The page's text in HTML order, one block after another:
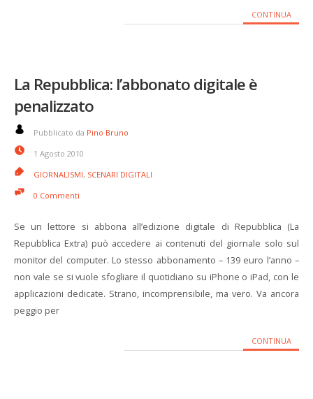
CONTINUA
La Repubblica: l’abbonato digitale è
penalizzato
Pubblicato da Pino Bruno
1 Agosto 2010
GIORNALISMI, SCENARI DIGITALI
0 Commenti
Se un lettore si abbona all’edizione digitale di Repubblica (La
Repubblica Extra) può accedere ai contenuti del giornale solo sul
monitor del computer. Lo stesso abbonamento – 139 euro l’anno –
non vale se si vuole sfogliare il quotidiano su iPhone o iPad, con le
applicazioni dedicate. Strano, incomprensibile, ma vero. Va ancora
peggio per
CONTINUA